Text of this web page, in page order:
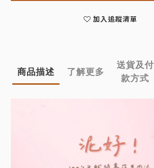
加入追蹤清單
商品描述 了解更多
送貨及付
款方式